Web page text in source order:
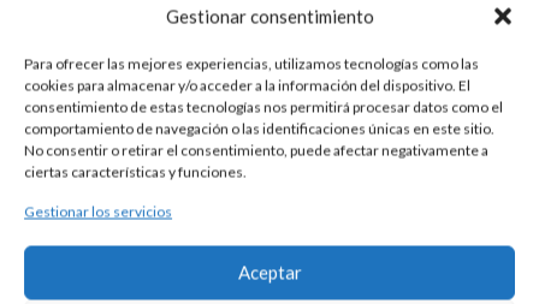
Gestionar consentimiento
Para ofrecer las mejores experiencias, utilizamos tecnologías como las
cookies para almacenar y/o acceder a la información del dispositivo. El
consentimiento de estas tecnologías nos permitirá procesar datos como el
comportamiento de navegación o las identificaciones únicas en este sitio.
No consentir o retirar el consentimiento, puede afectar negativamente a
ciertas características y funciones.
Gestionar los servicios
Aceptar
Esta es un pieza única al ser realizada de manera artesanal en
características y precio pueden variar de un pieza a otra. Para
cualquier consulta contacte con nosotros.
Medalla escapulario de plata 925 con representación de la
Virgen del Carmen y del Sagrado Corazón de Jesús.